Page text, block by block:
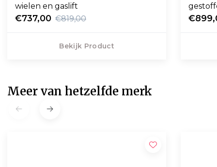
wielen en gaslift
€737,00 €819,00
Bekijk Product
Meer van hetzelfde merk